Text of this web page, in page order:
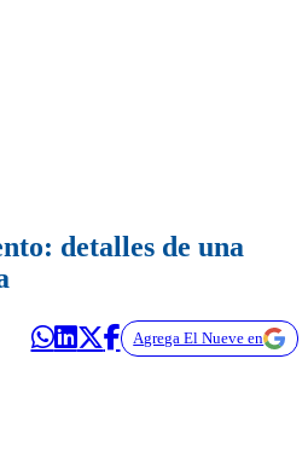
detalles de una
Agrega El Nueve en